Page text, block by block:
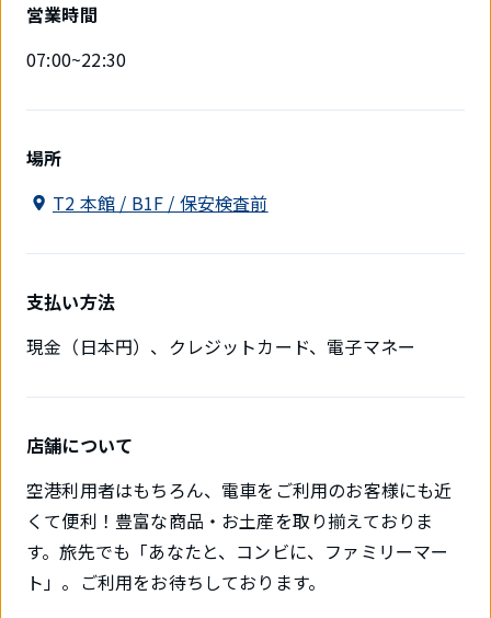
営業時間
07:00~22:30
場所
T2 本館 / B1F / 保安検査前
支払い方法
現金（日本円）、クレジットカード、電子マネー
店舗について
空港利用者はもちろん、電車をご利用のお客様にも近
くて便利！豊富な商品・お土産を取り揃えておりま
す。旅先でも「あなたと、コンビに、ファミリーマー
ト」。ご利用をお待ちしております。